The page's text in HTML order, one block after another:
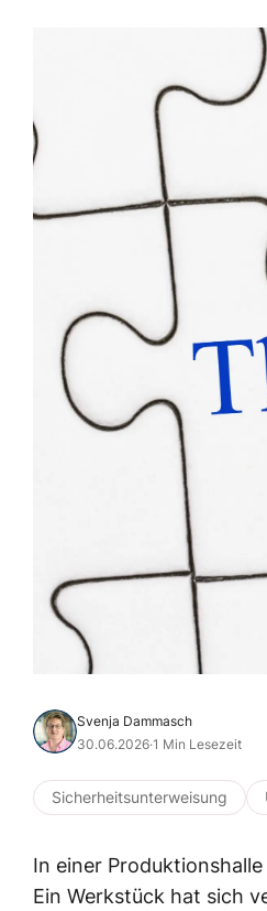
Svenja Dammasch
30.06.2026·1 Min Lesezeit
Sicherheitsunterweisung
In einer
Ein Werkstück hat sich